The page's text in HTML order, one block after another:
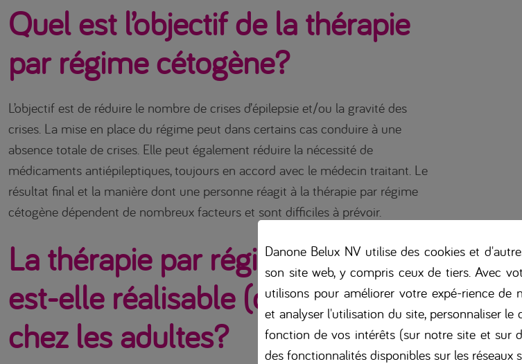
Quel est l’objectif de la thérapie
par régime cétogène?
L’objectif est de réduire le nombre de crises d’épilepsie et/ou la gravité des
crises. La mise en place du régime peut dans certains cas conduire à une
absence totale de crises. Elle peut également réduire la nécessité de
médicaments antiépileptiques, toujours en accord avec le médecin traitant. Le
résultat final et la manière dont une personne réagit à la thérapie par régime
cétogène dépendent de nombreux facteurs et sont difficiles à prévoir.
La thérapie par régime cétogène
est-elle réalisable (dans la durée)
chez les adultes?
Danone Belux NV utilise des cookies et
son site web, y compris ceux de tiers. Avec
utilisons pour améliorer votre expé-rience de
et analyser l'utilisation du site, personnaliser
fonction de vos intérêts (sur notre site et sur
des fonctionnalités disponibles sur les réseaux